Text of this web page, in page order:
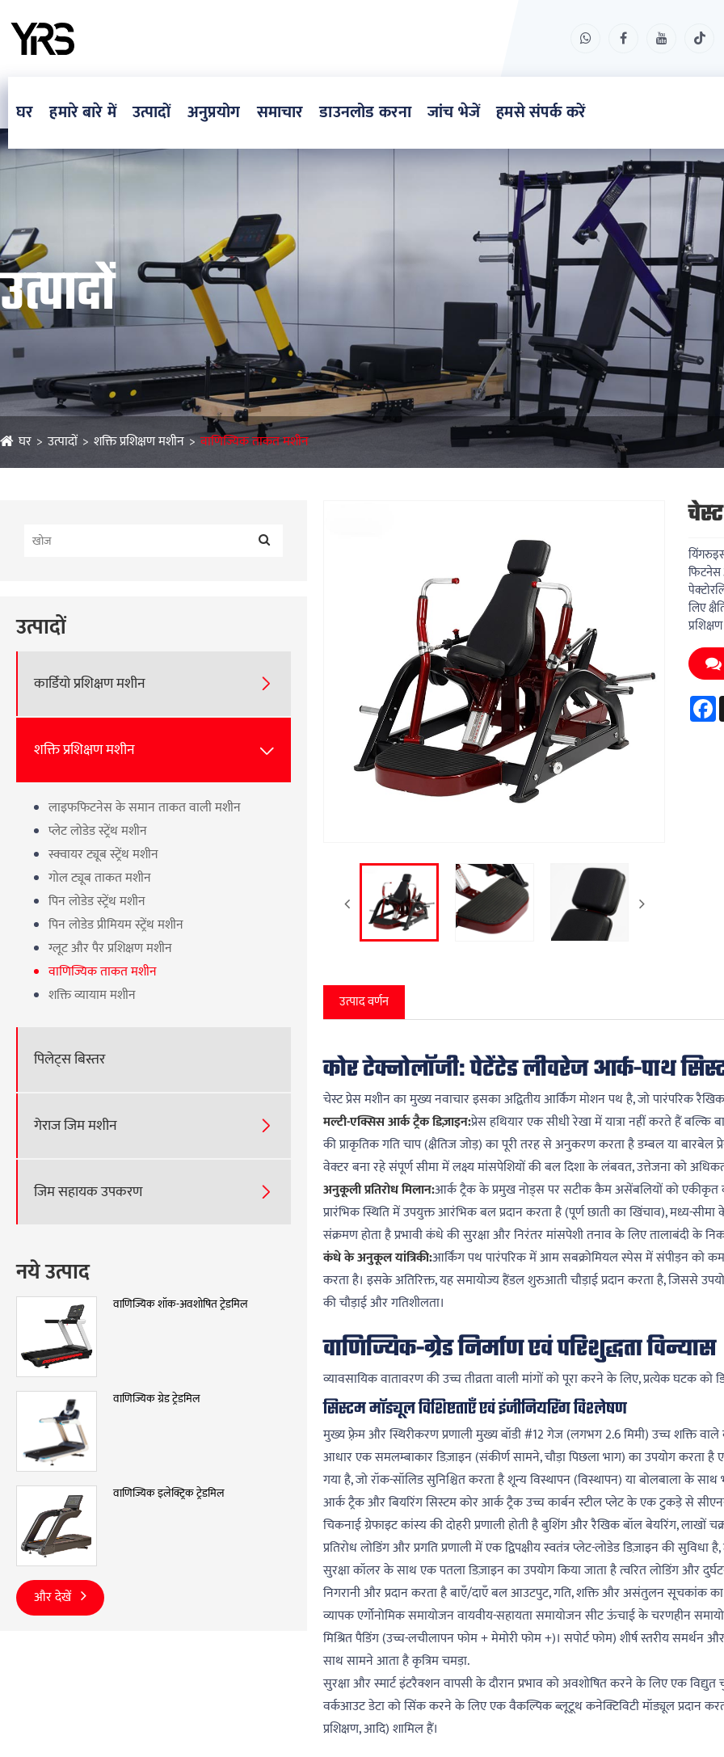
घर हमारे बारे में उत्पादों अनुप्रयोग समाचार डाउनलोड करना जांच भेजें हमसे संपर्क करें
उत्पादों
घर उत्पादों शक्ति प्रशिक्षण मशीन वाणिज्यिक ताकत मशीन
उत्पादों
कार्डियो प्रशिक्षण मशीन 
शक्ति प्रशिक्षण मशीन 
लाइफफिटनेस के समान ताकत वाली मशीन
प्लेट लोडेड स्ट्रेंथ मशीन
स्क्वायर ट्यूब स्ट्रेंथ मशीन
गोल ट्यूब ताकत मशीन
पिन लोडेड स्ट्रेंथ मशीन
पिन लोडेड प्रीमियम स्ट्रेंथ मशीन
ग्लूट और पैर प्रशिक्षण मशीन
वाणिज्यिक ताकत मशीन
शक्ति व्यायाम मशीन
पिलेट्स बिस्तर
गेराज जिम मशीन 
जिम सहायक उपकरण 
नये उत्पाद
वाणिज्यिक शॉक-अवशोषित ट्रेडमिल
वाणिज्यिक ग्रेड ट्रेडमिल
वाणिज्यिक इलेक्ट्रिक ट्रेडमिल
और देखें
फिटनेस
लिए
उत्पाद वर्णन
कोर टेक्नोलॉजी: पेटेंटेड लीवरेज आर्क-पाथ
चेस्ट प्रेस मशीन का मुख्य नवाचार इसका अद्वितीय आर्किंग मोशन पथ है, जो पारंपरिक
मल्टी-एक्सिस आर्क ट्रैक डिज़ाइन:प्रेस हथियार एक सीधी रेखा में यात्रा नहीं करते हैं
की प्राकृतिक गति चाप (क्षैतिज जोड़) का पूरी तरह से अनुकरण करता है डम्बल या बारबेल
वेक्टर बना रहे संपूर्ण सीमा में लक्ष्य मांसपेशियों की बल दिशा के लंबवत, उत्तेजना को
अनुकूली प्रतिरोध मिलान:आर्क ट्रैक के प्रमुख नोड्स पर सटीक कैम असेंबलियों को एकीकृत
प्रारंभिक स्थिति में उपयुक्त आरंभिक बल प्रदान करता है (पूर्ण छाती का खिंचाव), मध्य-
संक्रमण होता है प्रभावी कंधे की सुरक्षा और निरंतर मांसपेशी तनाव के लिए तालाबंदी के
कंधे के अनुकूल यांत्रिकी:आर्किंग पथ पारंपरिक में आम सबक्रोमियल स्पेस में संपीड़न को
करता है। इसके अतिरिक्त, यह समायोज्य हैंडल शुरुआती चौड़ाई प्रदान करता है,
की चौड़ाई और गतिशीलता।
वाणिज्यिक-ग्रेड निर्माण एवं परिशुद्धता विन्यास
व्यावसायिक वातावरण की उच्च तीव्रता वाली मांगों को पूरा करने के लिए, प्रत्येक घटक को
सिस्टम मॉड्यूल विशिष्टताएँ एवं इंजीनियरिंग विश्लेषण
मुख्य फ़्रेम और स्थिरीकरण प्रणाली मुख्य बॉडी #12 गेज (लगभग 2.6 मिमी) उच्च शक्ति
आधार एक समलम्बाकार डिज़ाइन (संकीर्ण सामने, चौड़ा पिछला भाग) का उपयोग करता है
गया है, जो रॉक-सॉलिड सुनिश्चित करता है शून्य विस्थापन (विस्थापन) या बोलबाला के साथ
आर्क ट्रैक और बियरिंग सिस्टम कोर आर्क ट्रैक उच्च कार्बन स्टील प्लेट के एक टुकड़े से
चिकनाई ग्रेफाइट कांस्य की दोहरी प्रणाली होती है बुशिंग और रैखिक बॉल बेयरिंग, लाखों
प्रतिरोध लोडिंग और प्रगति प्रणाली में एक द्विपक्षीय स्वतंत्र प्लेट-लोडेड डिज़ाइन की
सुरक्षा कॉलर के साथ एक पतला डिज़ाइन का उपयोग किया जाता है त्वरित लोडिंग और
निगरानी और प्रदान करता है बाएँ/दाएँ बल आउटपुट, गति, शक्ति और असंतुलन सूचकांक का
व्यापक एर्गोनोमिक समायोजन वायवीय-सहायता समायोजन सीट ऊंचाई के चरणहीन
मिश्रित पैडिंग (उच्च-लचीलापन फोम + मेमोरी फोम +)। सपोर्ट फोम) शीर्ष स्तरीय समर्थन
साथ सामने आता है कृत्रिम चमड़ा.
सुरक्षा और स्मार्ट इंटरैक्शन वापसी के दौरान प्रभाव को अवशोषित करने के लिए एक
वर्कआउट डेटा को सिंक करने के लिए एक वैकल्पिक ब्लूटूथ कनेक्टिविटी मॉड्यूल प्रदान
प्रशिक्षण, आदि) शामिल हैं।